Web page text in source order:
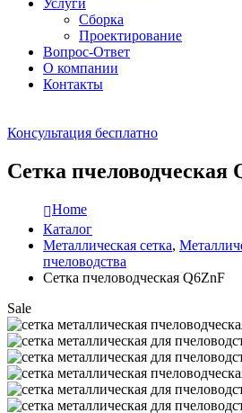
Услуги
Сборка
Проектирование
Вопрос-Ответ
О компании
Контакты
Консультация бесплатно
Сетка пчеловодческая
Home
Каталог
Металлическая сетка,
пчеловодства
Сетка пчеловодческая Q6ZnF
Sale